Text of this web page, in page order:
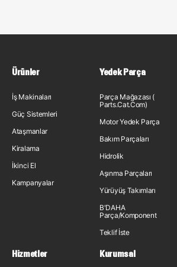
Ürünler
İş Makinaları
Güç Sistemleri
Ataşmanlar
Kiralama
İkinci El
Kampanyalar
Yedek Parça
Parça Mağazası (
Parts.Cat.Com)
Motor Yedek Parça
Bakım Parçaları
Hidrolik
Aşınma Parçaları
Yürüyüş Takımları
B'DAHA
Parça/Komponent
Teklif İste
Hizmetler Kurumsal